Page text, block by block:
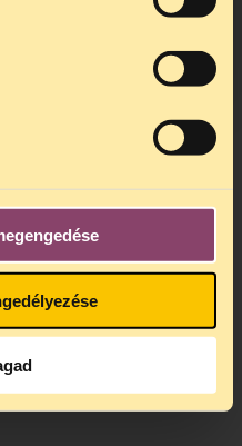
lesz